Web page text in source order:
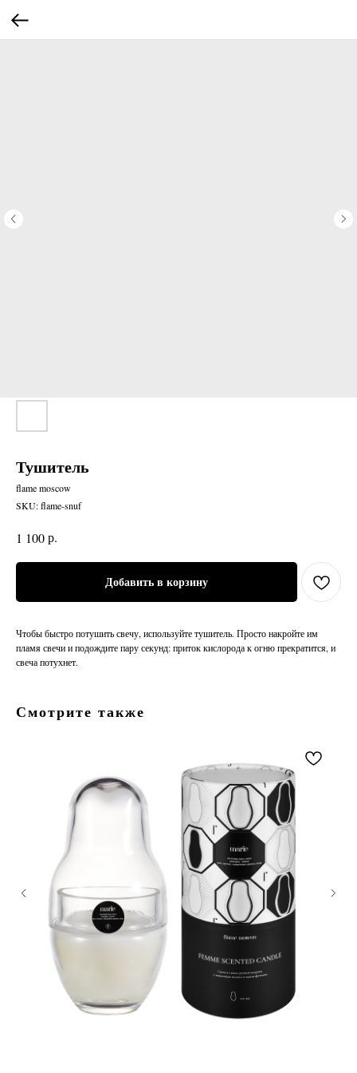
Тушитель
flame moscow
SKU:flame-snuf
1 100р.
Добавить в корзину
Чтобы быстро потушить свечу, используйте тушитель. Просто накройте им
пламя свечи и подождите пару секунд: приток кислорода к огню прекратится, и
свеча потухнет.
Смотрите также